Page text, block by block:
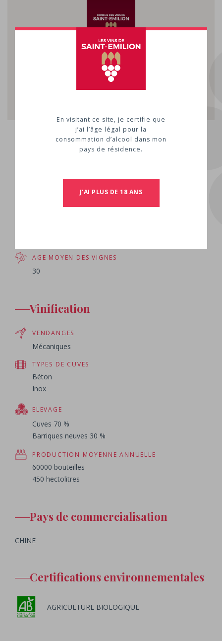
En visitant ce site, je certifie que
j’ai l’âge légal pour la
consommation d’alcool dans mon
pays de résidence.
J’AI PLUS DE 18 ANS
Vignoble
TYPES DE SOLS
Sols argilo-calcaires
AGE MOYEN DES VIGNES
30
Vinification
VENDANGES
Mécaniques
TYPES DE CUVES
Béton
Inox
ELEVAGE
Cuves 70 %
Barriques neuves 30 %
PRODUCTION MOYENNE ANNUELLE
60000 bouteilles
450 hectolitres
Pays de commercialisation
CHINE
Certifications environnementales
AGRICULTURE BIOLOGIQUE